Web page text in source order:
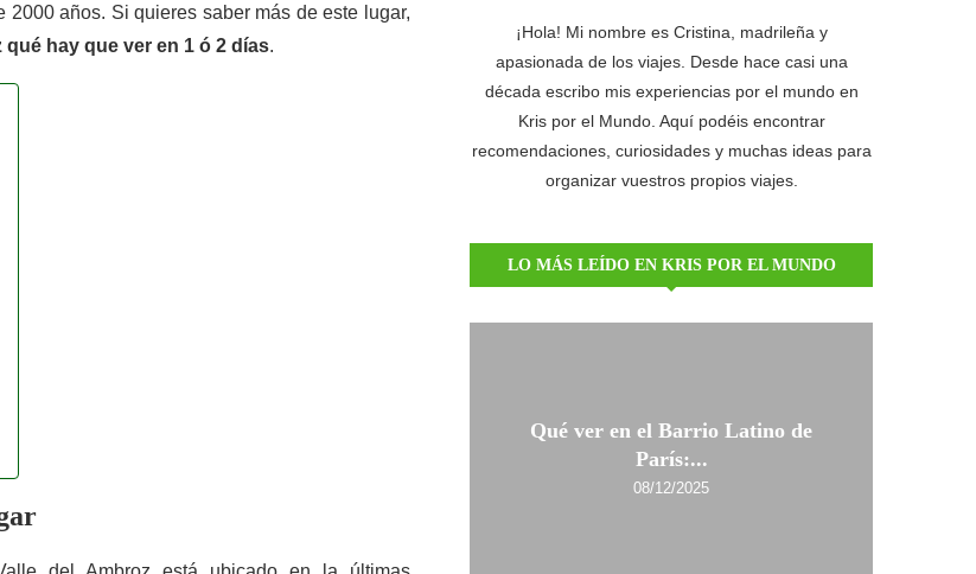
años. Si quieres saber más de este lugar,
qué hay que ver en 1 ó 2 días.
¡Hola! Mi nombre es Cristina, madrileña y
apasionada de los viajes. Desde hace casi una
década escribo mis experiencias por el mundo en
Kris por el Mundo. Aquí podéis encontrar
recomendaciones, curiosidades y muchas ideas para
organizar vuestros propios viajes.
LO MÁS LEÍDO EN KRIS POR EL MUNDO
Qué ver en el Barrio Latino de
París:...
08/12/2025